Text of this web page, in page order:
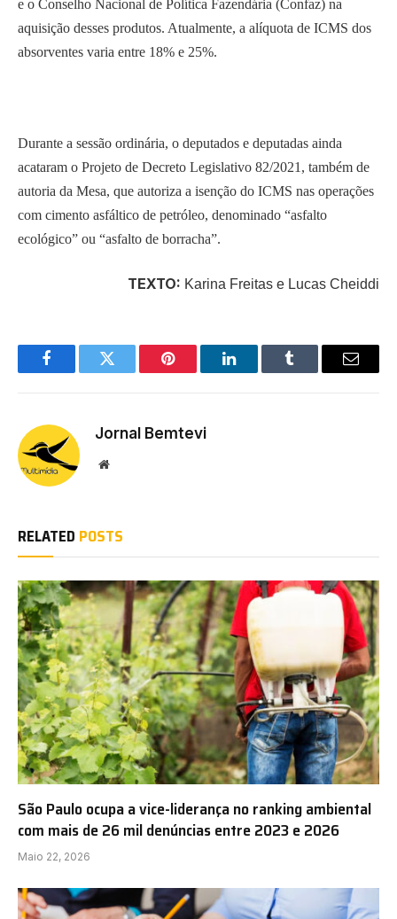
e o Conselho Nacional de Política Fazendária (Confaz) na
aquisição desses produtos. Atualmente, a alíquota de ICMS dos
absorventes varia entre 18% e 25%.
Durante a sessão ordinária, o deputados e deputadas ainda
acataram o Projeto de Decreto Legislativo 82/2021, também de
autoria da Mesa, que autoriza a isenção do ICMS nas operações
com cimento asfáltico de petróleo, denominado “asfalto
ecológico” ou “asfalto de borracha”.
TEXTO: Karina Freitas e Lucas Cheiddi
FacebookTwitter Pinterest LinkedInTumblr Email
Jornal Bemtevi
Website
RELATED POSTS
São Paulo ocupa a vice-liderança no ranking ambiental
com mais de 26 mil denúncias entre 2023 e 2026
Maio 22, 2026